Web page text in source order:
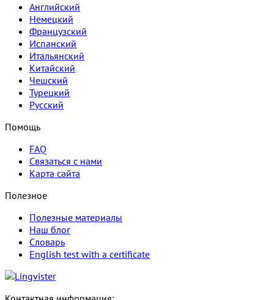
Английский
Немецкий
Французский
Испанский
Итальянский
Китайский
Чешский
Турецкий
Русский
Помощь
FAQ
Связаться с нами
Карта сайта
Полезное
Полезные материалы
Наш блог
Словарь
English test with a certificate